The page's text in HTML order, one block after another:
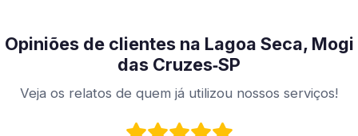
Opiniões de clientes na Lagoa Seca, Mogi
das Cruzes‑SP
Veja os relatos de quem já utilizou nossos serviços!